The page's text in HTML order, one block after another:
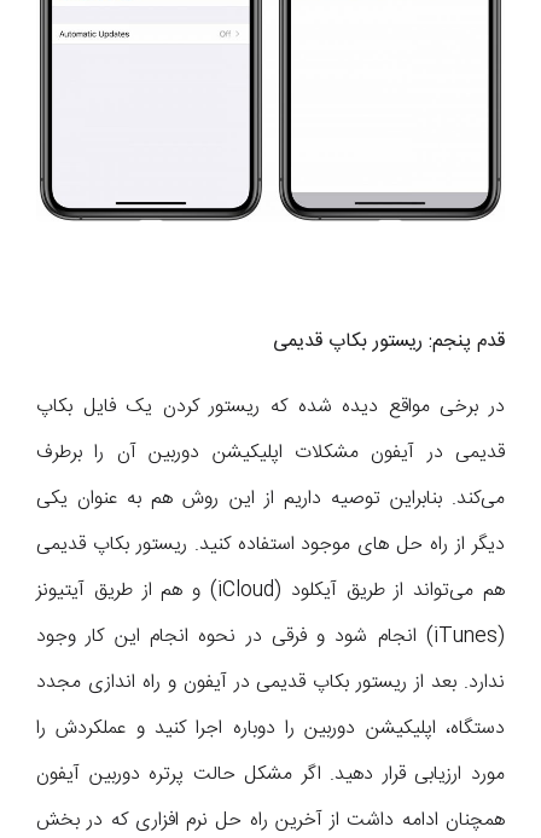
قدم پنجم: ریستور بکاپ قدیمی
در برخی مواقع دیده شده که ریستور کردن یک فایل بکاپ
قدیمی در آیفون مشکلات اپلیکیشن دوربین آن را برطرف
می‌کند. بنابراین توصیه داریم از این روش هم به عنوان یکی
دیگر از راه حل های موجود استفاده کنید. ریستور بکاپ قدیمی
هم می‌تواند از طریق آیکلود (iCloud) و هم از طریق آیتیونز
(iTunes) انجام شود و فرقی در نحوه انجام این کار وجود
ندارد. بعد از ریستور بکاپ قدیمی در آیفون و راه اندازی مجدد
دستگاه، اپلیکیشن دوربین را دوباره اجرا کنید و عملکردش را
مورد ارزیابی قرار دهید. اگر مشکل حالت پرتره دوربین آیفون
همچنان ادامه داشت از آخرین راه حل نرم افزاری که در بخش